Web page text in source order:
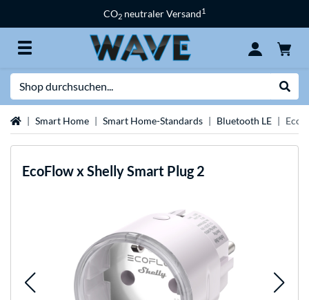
CO2 neutraler Versand1
StartseiteSmart Home Smart Home-Standards Bluetooth LE
EcoFlowx Shelly Smart Plug 2